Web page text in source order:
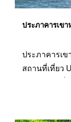
ประภาคารเข
ประภาคารเข
สถานที่เที่ยว
สำคัญของหา